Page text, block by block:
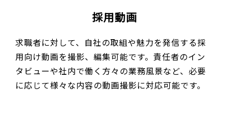
採用動画
求職者に対して、自社の取組や魅力を発信する採
用向け動画を撮影、編集可能です。責任者のイン
タビューや社内で働く方々の業務風景など、必要
に応じて様々な内容の動画撮影に対応可能です。